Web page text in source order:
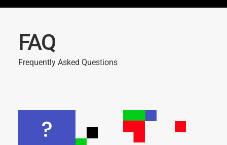
FAQ
Frequently Asked Questions
?